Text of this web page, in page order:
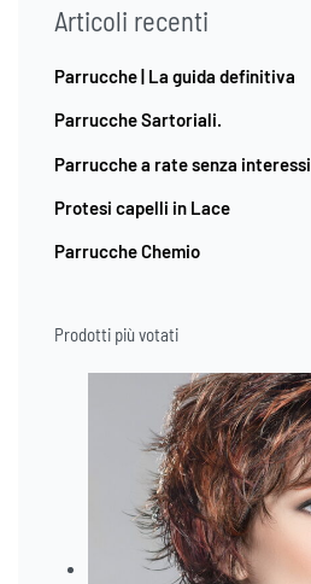
Articoli recenti
Parrucche | La guida definitiva
Parrucche Sartoriali.
Parrucche a rate senza interessi
Protesi capelli in Lace
Parrucche Chemio
Prodotti più votati